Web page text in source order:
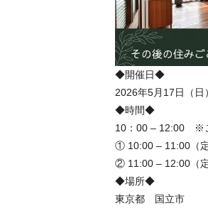
◆開催日◆
2026年5月17日（
◆時間◆
10：00 – 12:00 ※
① 10:00 – 11:00（定
② 11:00 – 12:00（定
◆場所◆
東京都 国立市